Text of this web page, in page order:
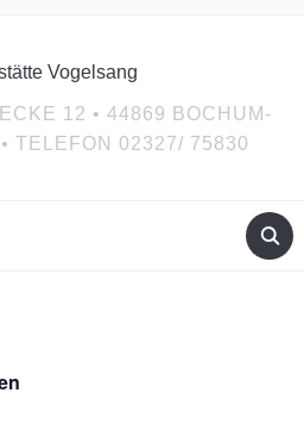
12 • 44869 BOCHUM-
TELEFON 02327/ 75830